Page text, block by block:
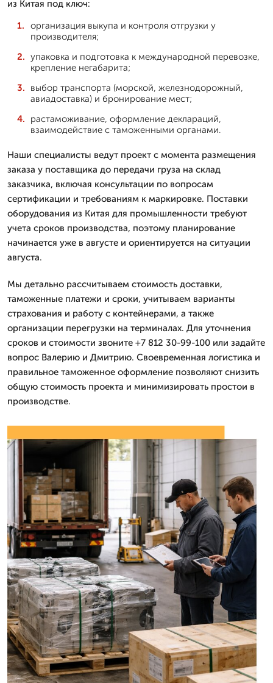
из Китая под ключ:
организация выкупа и контроля отгрузки у
производителя;
упаковка и подготовка к международной перевозке,
крепление негабарита;
выбор транспорта (морской, железнодорожный,
авиадоставка) и бронирование мест;
растаможивание, оформление деклараций,
взаимодействие с таможенными органами.
Наши специалисты ведут проект с момента размещения
заказа у поставщика до передачи груза на склад
заказчика, включая консультации по вопросам
сертификации и требованиям к маркировке. Поставки
оборудования из Китая для промышленности требуют
учета сроков производства, поэтому планирование
начинается уже в августе и ориентируется на ситуации
августа.
Мы детально рассчитываем стоимость доставки,
таможенные платежи и сроки, учитываем варианты
страхования и работу с контейнерами, а также
организации перегрузки на терминалах. Для уточнения
сроков и стоимости звоните +7 812 30-99-100 или задайте
вопрос Валерию и Дмитрию. Своевременная логистика и
правильное таможенное оформление позволяют снизить
общую стоимость проекта и минимизировать простои в
производстве.